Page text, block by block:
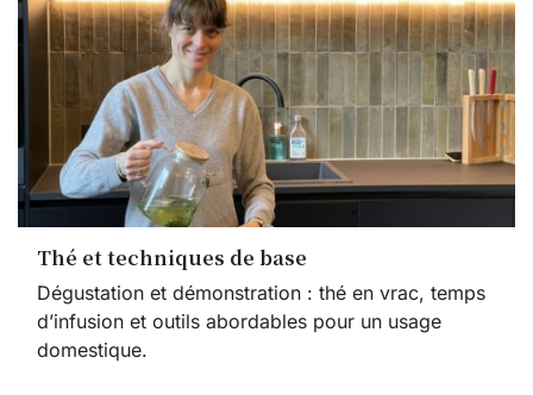
Thé et techniques de base
Dégustation et démonstration : thé en vrac, temps
d’infusion et outils abordables pour un usage
domestique.